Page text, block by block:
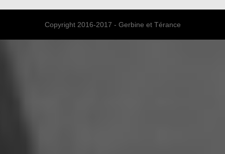
Copyright 2016-2017 - Gerbine et Térance